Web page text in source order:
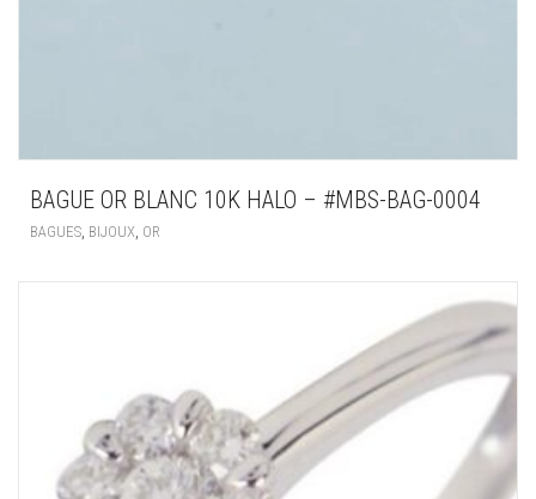
BAGUE OR BLANC 10K HALO – #MBS-BAG-0004
BAGUES BIJOUX OR